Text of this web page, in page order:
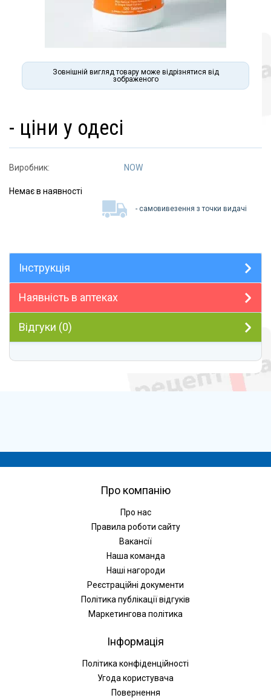
Зовнішній вигляд товару може відрізнятися від
зображеного
- ціни у одесі
Виробник: NOW
Немає в наявності
- самовивезення з точки видачі
Інструкція
Наявність в аптеках
Відгуки (0)
Про компанію
Про нас
Правила роботи сайту
Вакансії
Наша команда
Наші нагороди
Реєстраційні документи
Політика публікації відгуків
Маркетингова політика
Інформація
Політика конфіденційності
Угода користувача
Повернення